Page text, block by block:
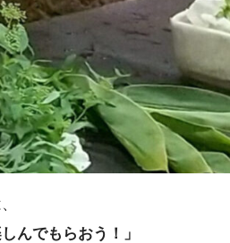
んでもらおう！」